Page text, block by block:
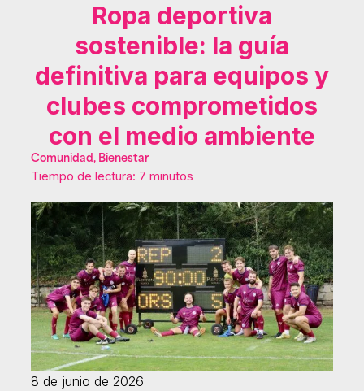
Ropa deportiva
sostenible: la guía
definitiva para equipos y
clubes comprometidos
con el medio ambiente
Comunidad, Bienestar
Tiempo de lectura: 7 minutos
8 de junio de 2026